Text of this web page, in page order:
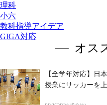
理科
小六
教科指導アイデア
GIGA対応
オス
【全学年対応】日
授業にサッカーを